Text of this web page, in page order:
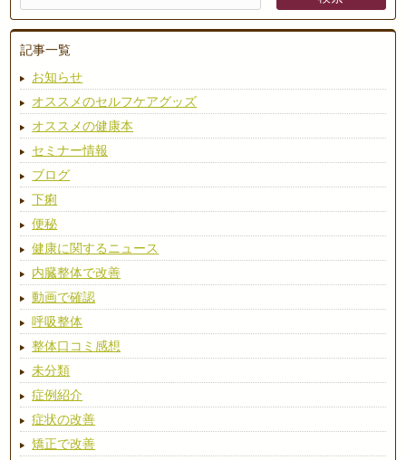
記事一覧
お知らせ
オススメのセルフケアグッズ
オススメの健康本
セミナー情報
ブログ
下痢
便秘
健康に関するニュース
内臓整体で改善
動画で確認
呼吸整体
整体口コミ感想
未分類
症例紹介
症状の改善
矯正で改善